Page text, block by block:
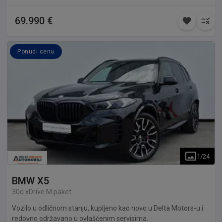
69.990 €
Ponudi cenu
1 /24
BMW X5
30d xDrive M paket
Vozilo u odličnom stanju, kupljeno kao novo u Delta Motors-u i
redovno održavano u ovlašćenim servisima.